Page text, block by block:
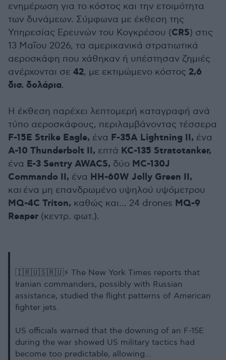
ενημέρωση για το κόστος και την ετοιμότητα
των δυνάμεων. Σύμφωνα με έκθεση της
Υπηρεσίας Ερευνών του Κογκρέσου (CRS) στις
13 Μαΐου 2026, τα αμερικανικά στρατιωτικά
αεροσκάφη που χάθηκαν ή υπέστησαν ζημιές
ανέρχονται σε 42, με εκτιμώμενο κόστος 2,6
δισ. δολάρια.
Η έκθεση παρέχει λεπτομερή καταγραφή ανά
τύπο αεροσκάφους, περιλαμβάνοντας τέσσερα
F-15E Strike Eagle, ένα F-35A Lightning II, ένα
A-10 Thunderbolt II, επτά KC-135 Stratotanker,
ένα E-3 Sentry AWACS, δύο MC-130J
Commando II, ένα HH-60W Jolly Green II,
και ένα μη επανδρωμένο υψηλού υψόμετρου
MQ-4C Triton, καθώς και... 24 drones MQ-9
Reaper (κεντρ. φωτ.).
🇮🇷🇺🇸🇷🇺⚡️ The New York Times reports that
Iranian commanders, possibly with Russian
assistance, studied the flight patterns of American
fighter jets.
US officials warned that the downing of an F-15E
during the war showed US military tactics had
become too predictable, allowing…